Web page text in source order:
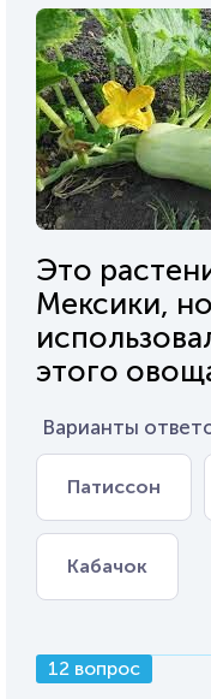
Это
Мексики,
этого
Варианты
Патиссон
Кабачок
12 вопрос